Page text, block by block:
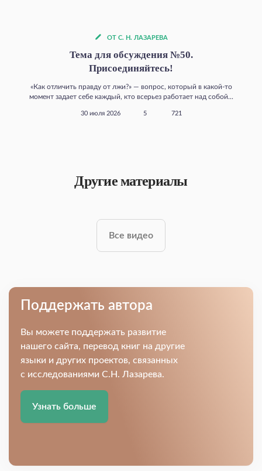
ОТ С. Н. ЛАЗАРЕВА
Тема для обсуждения №50.
Присоединяйтесь!
«Как отличить правду от лжи?» — вопрос, который в какой‑то
момент задает себе каждый, кто всерьез работает над собой...
30 июля 2026 5 721
Другие материалы
Все видео
Поддержать автора
Вы можете поддержать развитие
нашего сайта, перевод книг на другие
языки и других проектов, связанных
с исследованиями С.Н. Лазарева.
Узнать больше